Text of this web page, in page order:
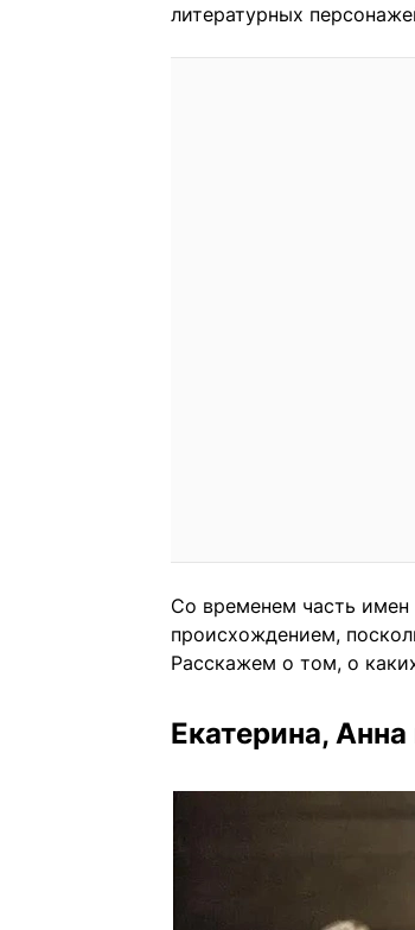
литературных
Со временем часть имен
происхождением,
Расскажем о том, о
Екатерина,